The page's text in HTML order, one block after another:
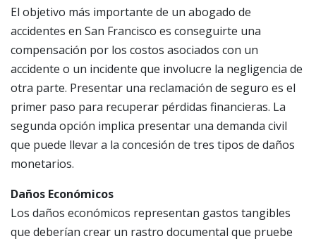
El objetivo más importante de un abogado de
accidentes en San Francisco es conseguirte una
compensación por los costos asociados con un
accidente o un incidente que involucre la negligencia de
otra parte. Presentar una reclamación de seguro es el
primer paso para recuperar pérdidas financieras. La
segunda opción implica presentar una demanda civil
que puede llevar a la concesión de tres tipos de daños
monetarios.
Daños Económicos
Los daños económicos representan gastos tangibles
que deberían crear un rastro documental que pruebe